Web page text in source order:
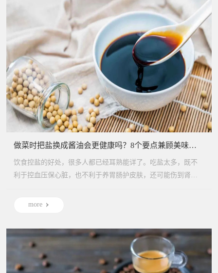
做菜时把盐换成酱油会更健康吗？8个要点兼顾美味和减盐
饮食控盐的好处，很多人都已经耳熟能详了。吃盐太多，既不
利于控血压保心脏，也不利于养胃肠护皮肤，还可能伤到肾脏
more